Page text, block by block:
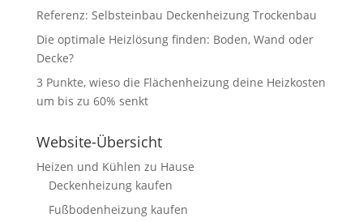
Referenz: Selbsteinbau Deckenheizung Trockenbau
Die optimale Heizlösung finden: Boden, Wand oder
Decke?
3 Punkte, wieso die Flächenheizung deine Heizkosten
um bis zu 60% senkt
Website-Übersicht
Heizen und Kühlen zu Hause
Deckenheizung kaufen
Fußbodenheizung kaufen